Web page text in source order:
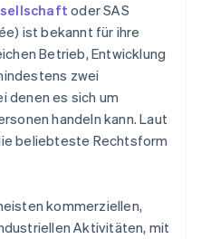
oder SAS
ist bekannt für ihre
Betrieb, Entwicklung
zwei
denen es sich um
handeln kann. Laut
beliebteste Rechtsform
kommerziellen,
Aktivitäten, mit